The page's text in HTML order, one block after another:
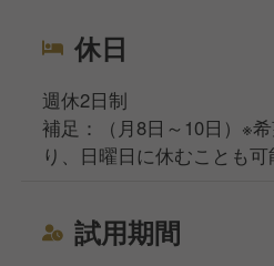
休日
週休2日制
補足：（月8日～10日）※
り、日曜日に休むことも可
試用期間